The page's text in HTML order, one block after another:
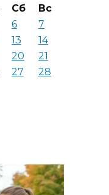
Сб
Вс
6
7
13
14
20
21
27
28